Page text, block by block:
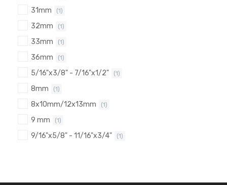
31mm (1)
32mm (1)
33mm (1)
36mm (1)
5/16"x3/8" - 7/16"x1/2" (1)
8mm (1)
8x10mm/12x13mm (1)
9 mm (1)
9/16"x5/8" - 11/16"x3/4" (1)